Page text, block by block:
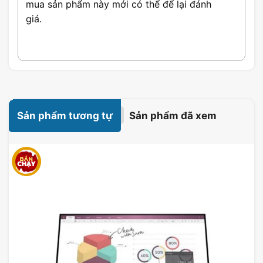
Độ phân giải WQHD & Công
nghệ màn hình VA
hữu độ phân giảiWQHD (2560 x 1440
, cho phép hiển thị hình ảnh sắc nét
và chi tiết. Công nghệ màn hình VA giúp tái
mua sản phẩm này mới có thể để lại đánh
giá.
Sản phẩm tương tự Sản phẩm đã xem